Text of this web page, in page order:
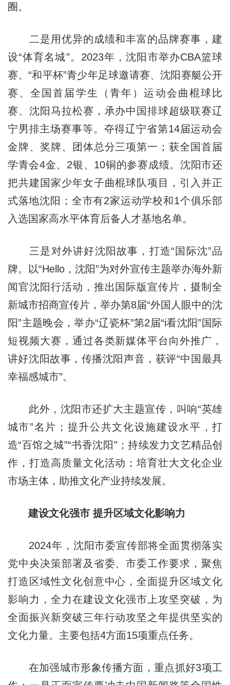
圈。
二是用优异的成绩和丰富的品牌赛事，建
设“体育名城”。2023年，沈阳市举办CBA篮球
赛、“和平杯”青少年足球邀请赛、沈阳赛艇公开
赛、全国首届学生（青年）运动会曲棍球比
赛、沈阳马拉松赛，承办中国排球超级联赛辽
宁男排主场赛事等。夺得辽宁省第14届运动会
金牌、奖牌、团体总分三项第一；获全国首届
学青会4金、2银、10铜的参赛成绩。沈阳市还
把共建国家少年女子曲棍球队项目，引入并正
式落地沈阳；全市有2家运动学校和1个俱乐部
入选国家高水平体育后备人才基地名单。
三是对外讲好沈阳故事，打造“国际沈”品
牌。以“Hello，沈阳”为对外宣传主题举办海外新
闻官沈阳行活动，推出国际版宣传片，摄制全
新城市招商宣传片，举办第8届“外国人眼中的沈
阳”主题晚会，举办“辽瓷杯”第2届“i看沈阳”国际
短视频大赛，通过各类新媒体平台向外推广，
讲好沈阳故事，传播沈阳声音，获评“中国最具
幸福感城市”。
此外，沈阳市还扩大主题宣传，叫响“英雄
城市”名片；提升公共文化设施建设水平，打
造“百馆之城”“书香沈阳”；持续发力文艺精品创
作，打造高质量文化活动；培育壮大文化企业
市场主体，助推文化产业持续发展。
建设文化强市 提升区域文化影响力
2024年，沈阳市委宣传部将全面贯彻落实
党中央决策部署及省委、市委工作要求，聚焦
打造区域性文化创意中心，全面提升区域文化
影响力，全力在建设文化强市上攻坚突破，为
全面振兴新突破三年行动攻坚之年提供坚实的
文化力量。主要包括4方面15项重点任务。
在加强城市形象传播方面，重点抓好3项工